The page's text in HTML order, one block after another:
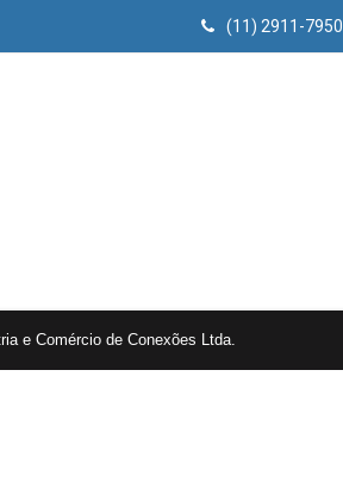
(11) 2911-7950
e Comércio de Conexões Ltda.